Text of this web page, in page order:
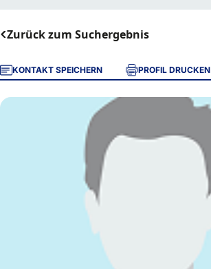
Zurück zum Suchergebnis
KONTAKT SPEICHERN PROFIL DRUCKEN